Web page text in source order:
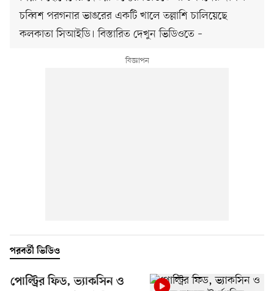
চব্বিশ পরগনার ভাঙরের একটি খালে তল্লাশি চালিয়েছে
কলকাতা সিআইডি। বিস্তারিত দেখুন ভিডিওতে –
পরবর্তী ভিডিও
পোল্ট্রির ফিড, ভ্যাকসিন ও